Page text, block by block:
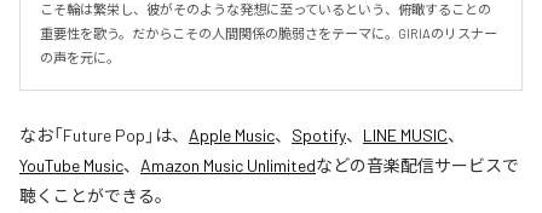
こそ輪は繁栄し、彼がそのような発想に至っているという、俯瞰することの
重要性を歌う。だからこその人間関係の脆弱さをテーマに。GIRIAのリスナー
の声を元に。
なお「Future Pop 」は、 Apple Music、 Spotify、 LINE MUSIC、
YouTube Music、 Amazon Music Unlimitedなどの音楽配信サービスで
聴くことができる。